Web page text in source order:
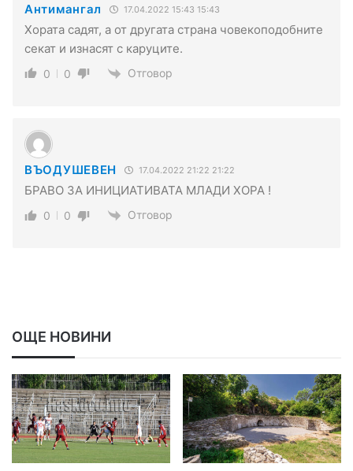
Антимангал 17.04.2022 15:43 15:43
Хората садят, а от другата страна човекоподобните
секат и изнасят с каруците.
0 0 Отговор
ВЪОДУШЕВЕН 17.04.2022 21:22 21:22
БРАВО ЗА ИНИЦИАТИВАТА МЛАДИ ХОРА !
0 0 Отговор
ОЩЕ НОВИНИ